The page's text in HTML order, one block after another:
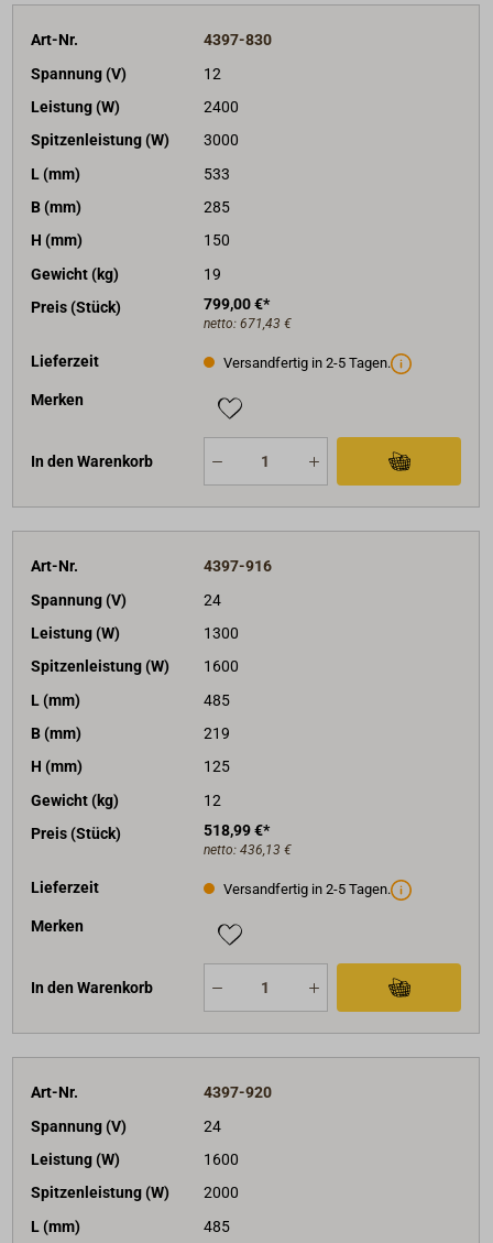
Art-Nr.
4397-830
Spannung (V)
12
Leistung (W)
2400
Spitzenleistung (W)
3000
L (mm)
533
B (mm)
285
H (mm)
150
Gewicht (kg)
19
Preis (Stück)
799,00 €*
netto: 671,43 €
Lieferzeit Versandfertig in 2-5 Tagen.
Merken
In den Warenkorb
Art-Nr.
4397-916
Spannung (V)
24
Leistung (W)
1300
Spitzenleistung (W)
1600
L (mm)
485
B (mm)
219
H (mm)
125
Gewicht (kg)
12
Preis (Stück)
518,99 €*
netto: 436,13 €
Lieferzeit Versandfertig in 2-5 Tagen.
Merken
In den Warenkorb
Art-Nr.
4397-920
Spannung (V)
24
Leistung (W)
1600
Spitzenleistung (W)
2000
L (mm)
485